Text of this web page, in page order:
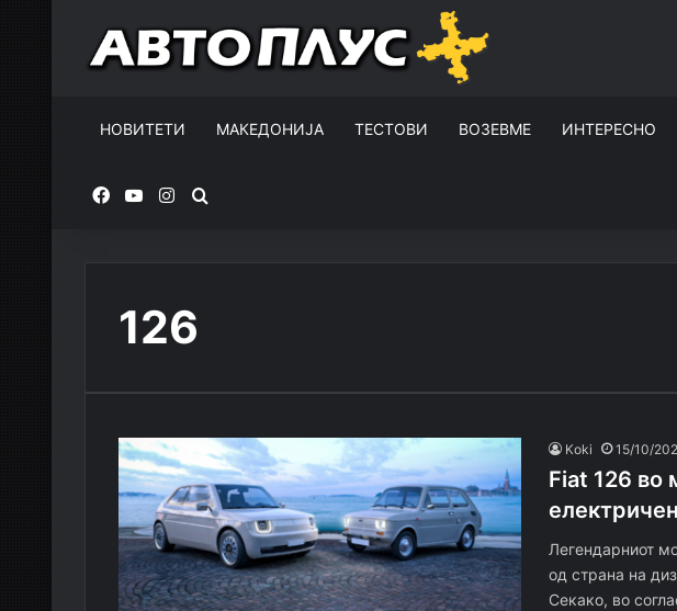
НОВИТЕТИ МАКЕДОНИЈА ТЕСТОВИ ВОЗЕВМЕ ИНТЕРЕСНО
FacebookYouTubeInstagram
126
Koki 15/10/
Fiat 126 во
Легендарниот
од страна на
Секако, во